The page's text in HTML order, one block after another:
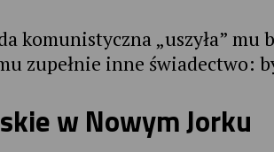
komunistyczna „uszyła”
zupełnie inne świadectwo:
w Nowym Jorku